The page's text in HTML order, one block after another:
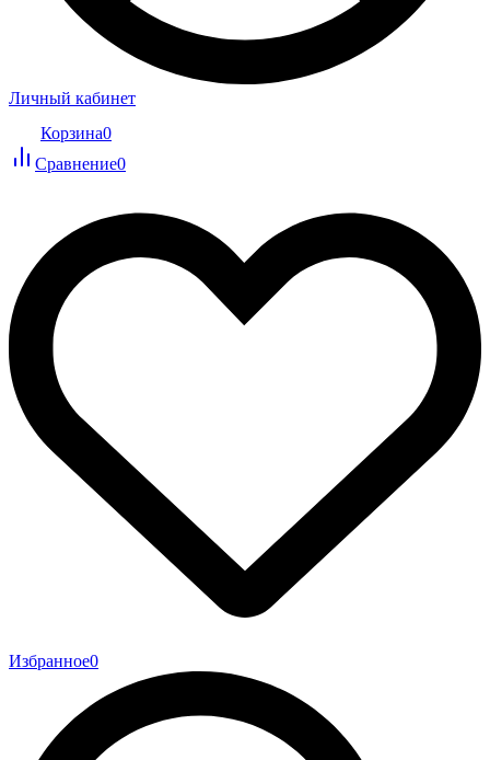
Личный кабинет
Корзина0
Сравнение0
Избранное0